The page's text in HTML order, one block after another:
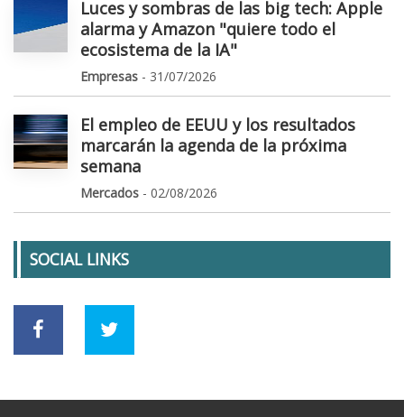
Luces y sombras de las big tech: Apple
alarma y Amazon "quiere todo el
ecosistema de la IA"
Empresas - 31/07/2026
El empleo de EEUU y los resultados
marcarán la agenda de la próxima
semana
Mercados - 02/08/2026
SOCIAL LINKS